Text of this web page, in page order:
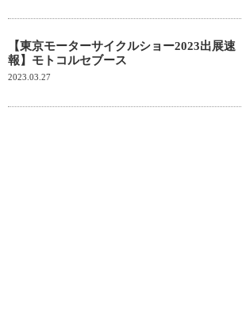
【東京モーターサイクルショー2023出展速
報】モトコルセブース
2023.03.27